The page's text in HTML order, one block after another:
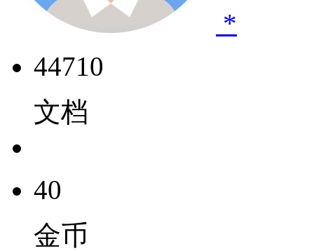
*
44710
文档
40
金币